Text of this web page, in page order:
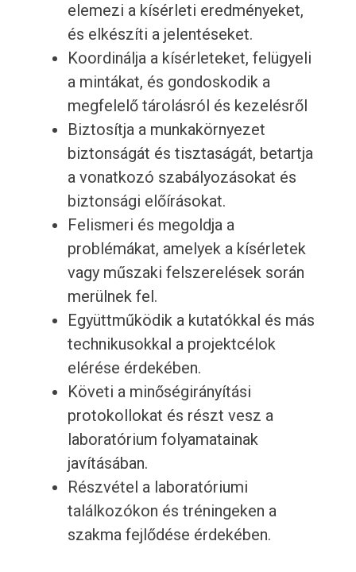
elemezi a kísérleti eredményeket,
és elkészíti a jelentéseket.
Koordinálja a kísérleteket, felügyeli
a mintákat, és gondoskodik a
megfelelő tárolásról és kezelésről
Biztosítja a munkakörnyezet
biztonságát és tisztaságát, betartja
a vonatkozó szabályozásokat és
biztonsági előírásokat.
Felismeri és megoldja a
problémákat, amelyek a kísérletek
vagy műszaki felszerelések során
merülnek fel.
Együttműködik a kutatókkal és más
technikusokkal a projektcélok
elérése érdekében.
Követi a minőségirányítási
protokollokat és részt vesz a
laboratórium folyamatainak
javításában.
Részvétel a laboratóriumi
találkozókon és tréningeken a
szakma fejlődése érdekében.